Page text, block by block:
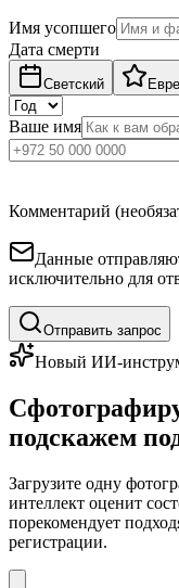
Имя усопшего
Дата смерти
Светский
Ваше имя
Комментарий
Данные
исключительно для
Отправить запрос
Новый ИИ-
подскажем
Загрузите одну
интеллект оценит
порекомендует
регистрации.